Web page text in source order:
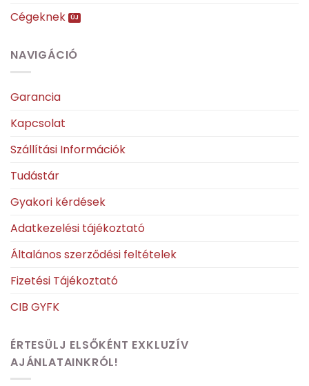
Cégeknek
NAVIGÁCIÓ
Garancia
Kapcsolat
Szállítási Információk
Tudástár
Gyakori kérdések
Adatkezelési tájékoztató
Általános szerződési feltételek
Fizetési Tájékoztató
CIB GYFK
ÉRTESÜLJ ELSŐKÉNT EXKLUZÍV
AJÁNLATAINKRÓL!